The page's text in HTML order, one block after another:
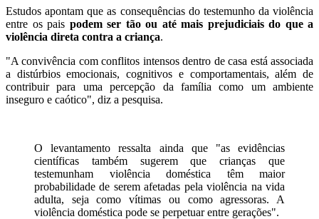
Estudos apontam que as consequências do testemunho da violência
entre os pais podem ser tão ou até mais prejudiciais do que a
violência direta contra a criança.
"A convivência com conflitos intensos dentro de casa está associada
a distúrbios emocionais, cognitivos e comportamentais, além de
contribuir para uma percepção da família como um ambiente
inseguro e caótico", diz a pesquisa.
O levantamento ressalta ainda que "as evidências
científicas também sugerem que crianças que
testemunham violência doméstica têm maior
probabilidade de serem afetadas pela violência na vida
adulta, seja como vítimas ou como agressoras. A
violência doméstica pode se perpetuar entre gerações".